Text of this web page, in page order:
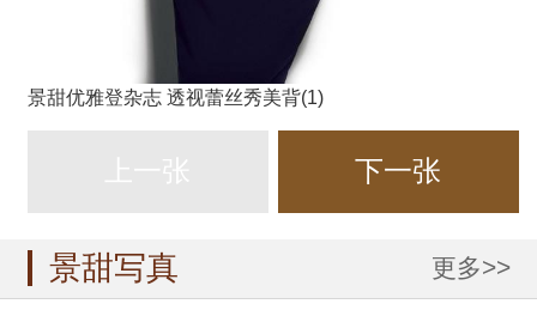
景甜优雅登杂志 透视蕾丝秀美背(1)
下一张
景甜写真 更多>>